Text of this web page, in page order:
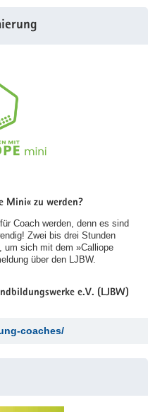
Mini« zu werden?
Coach werden, denn es sind
Zwei bis drei Stunden
um sich mit dem »Calliope
über den LJBW.
e.V. (LJBW)
coaches/